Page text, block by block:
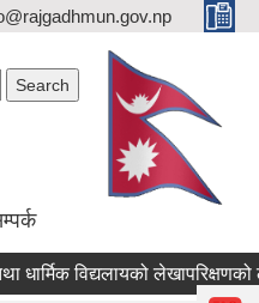
विद्यलायको लेखापरिक्षणको